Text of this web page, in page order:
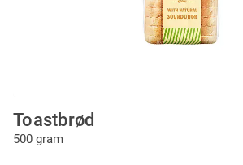
Toastbrød
500 gram
to
the